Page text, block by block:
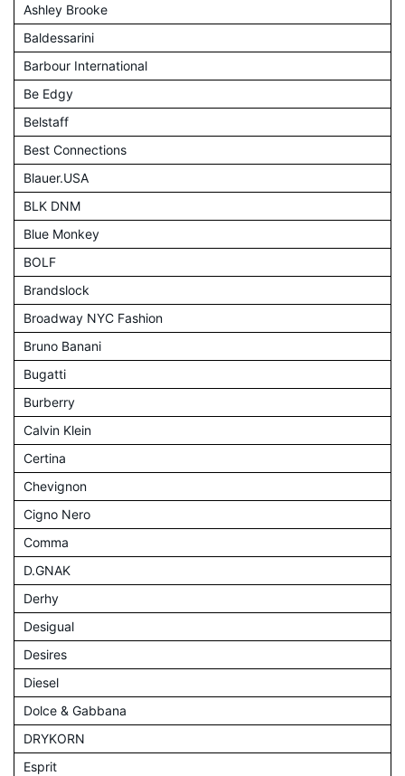
Ashley Brooke
Baldessarini
Barbour International
Be Edgy
Belstaff
Best Connections
Blauer.USA
BLK DNM
Blue Monkey
BOLF
Brandslock
Broadway NYC Fashion
Bruno Banani
Bugatti
Burberry
Calvin Klein
Certina
Chevignon
Cigno Nero
Comma
D.GNAK
Derhy
Desigual
Desires
Diesel
Dolce & Gabbana
DRYKORN
Esprit